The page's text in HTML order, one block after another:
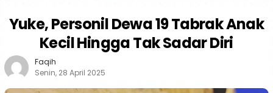
Yuke, Personil Dewa 19 Tabrak Anak
Kecil Hingga Tak Sadar Diri
Faqih
Senin, 28 April 2025